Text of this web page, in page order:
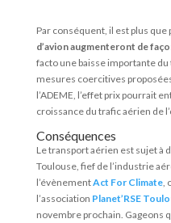
Par conséquent, il est plus que
d’avion augmenteront de
facto une baisse importante
mesures coercitives
l’ADEME, l’effet prix pourrait
croissance du trafic aérien de
Conséquences
Le transport aérien est sujet à
Toulouse, fief de l’industrie
l’évènementAct For Climate,
l’association Planet’RSE
novembre prochain. Gageons